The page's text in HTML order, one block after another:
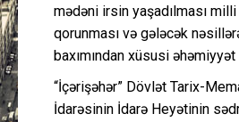
mədəni irsin yaşadılması
qorunması və gələcək
baxımından xüsusi əhəmiyyət
“İçərişəhər” Dövlət Tarix-
İdarəsinin İdarə Heyətinin